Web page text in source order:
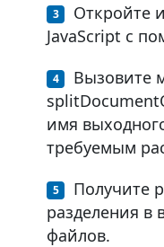
Откройте
JavaScript с
Вызовите
имя
требуемым
Получите
разделения в
файлов.